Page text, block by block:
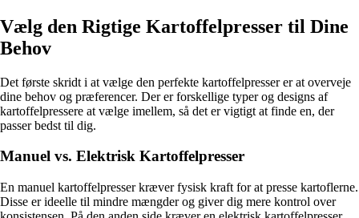
Vælg den Rigtige Kartoffelpresser til Dine
Behov
Det første skridt i at vælge den perfekte kartoffelpresser er at overveje
dine behov og præferencer. Der er forskellige typer og designs af
kartoffelpressere at vælge imellem, så det er vigtigt at finde en, der
passer bedst til dig.
Manuel vs. Elektrisk Kartoffelpresser
En manuel kartoffelpresser kræver fysisk kraft for at presse kartoflerne.
Disse er ideelle til mindre mængder og giver dig mere kontrol over